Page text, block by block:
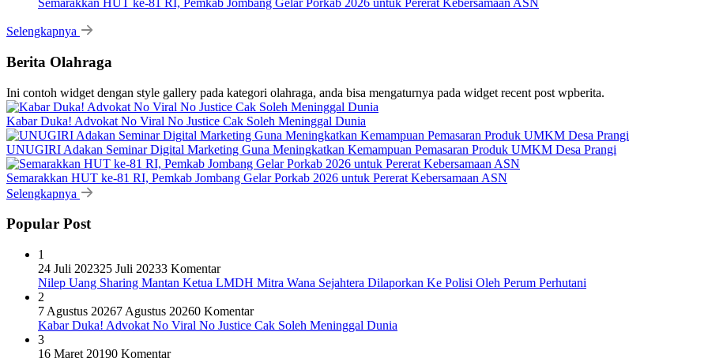
Semarakkan HUT ke-81 RI, Pemkab Jombang Gelar Porkab 2026 untuk Pererat Kebersamaan ASN
Selengkapnya
Berita Olahraga
Ini contoh widget dengan style gallery pada kategori olahraga, anda bisa mengaturnya pada widget recent post wpberita.
Kabar Duka! Advokat No Viral No Justice Cak Soleh Meninggal Dunia
UNUGIRI Adakan Seminar Digital Marketing Guna Meningkatkan Kemampuan Pemasaran Produk UMKM Desa Prangi
Semarakkan HUT ke-81 RI, Pemkab Jombang Gelar Porkab 2026 untuk Pererat Kebersamaan ASN
Selengkapnya
Popular Post
1
24 Juli 202325 Juli 20233 Komentar
Nilep Uang Sharing Mantan Ketua LMDH Mitra Wana Sejahtera Dilaporkan Ke Polisi Oleh Perum Perhutani
2
7 Agustus 20267 Agustus 20260 Komentar
Kabar Duka! Advokat No Viral No Justice Cak Soleh Meninggal Dunia
3
16 Maret 20190 Komentar